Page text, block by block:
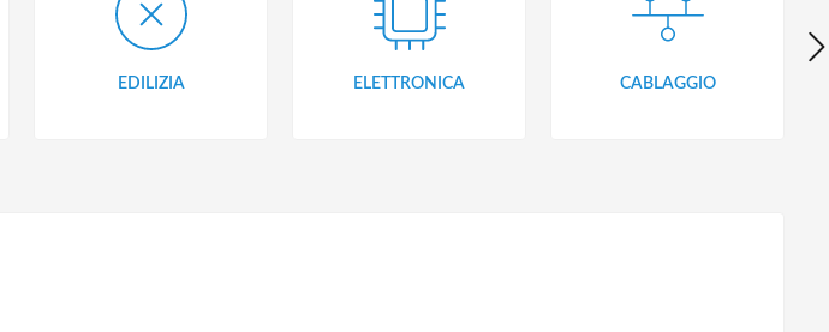
EDILIZIA ELETTRONICA CABLAGGIO